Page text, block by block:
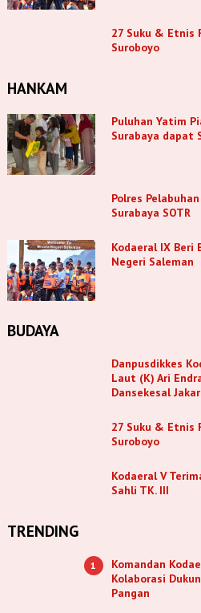
27 Suku & Etnis
Suroboyo
HANKAM
Puluhan Yatim
Surabaya dapat
Polres
Surabaya SOTR
Kodaeral IX Beri
Negeri Saleman
BUDAYA
Danpusdikkes
Laut (K) Ari
Dansekesal
27 Suku & Etnis
Suroboyo
Kodaeral V
Sahli TK. III
TRENDING
1
Komandan
Kolaborasi
Pangan